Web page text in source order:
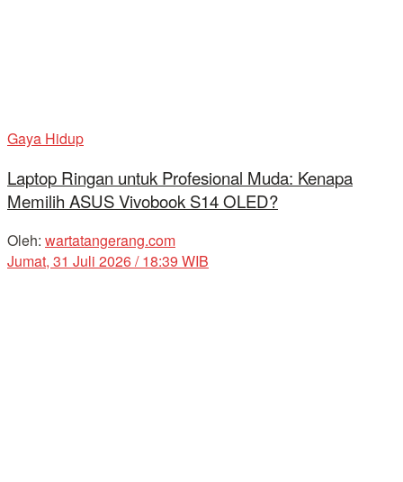
Gaya Hidup
Laptop Ringan untuk Profesional Muda: Kenapa
Memilih ASUS Vivobook S14 OLED?
Oleh: wartatangerang.com
Jumat, 31 Juli 2026 / 18:39 WIB